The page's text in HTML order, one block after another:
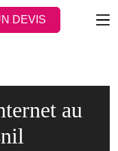
DEVIS
au